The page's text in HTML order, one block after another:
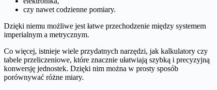
czy nawet codzienne pomiary.
Dzięki niemu możliwe jest łatwe przechodzenie między systemem
imperialnym a metrycznym.
Co więcej, istnieje wiele przydatnych narzędzi, jak kalkulatory czy
tabele przeliczeniowe, które znacznie ułatwiają szybką i precyzyjną
konwersję jednostek. Dzięki nim można w prosty sposób
porównywać różne miary.